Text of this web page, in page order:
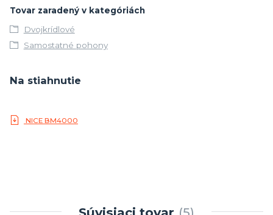
Tovar zaradený v kategóriách
Dvojkrídlové
Samostatné pohony
Na stiahnutie
NICE BM4000